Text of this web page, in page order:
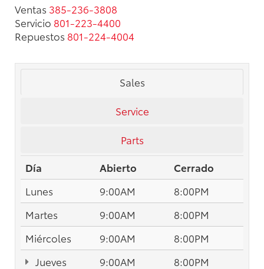
Ventas 385-236-3808
Servicio 801-223-4400
Repuestos 801-224-4004
Sales
Service
Parts
Día
Abierto
Cerrado
Lunes
9:00AM
8:00PM
Martes
9:00AM
8:00PM
Miércoles
9:00AM
8:00PM
Jueves
9:00AM
8:00PM